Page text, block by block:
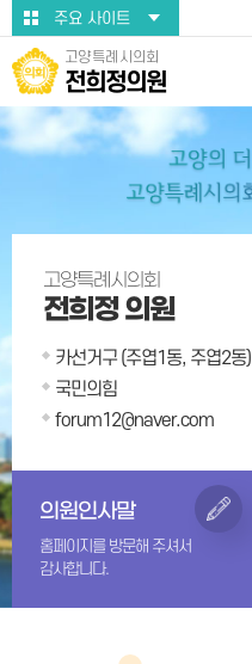
본문바로가기주요 사이트
고양특례시의회
전희정의원
고양특례시의회
전희정 의원
카선거구 (주엽1동, 주엽2동)
국민의힘
forum12@naver.com
의원인사말
홈페이지를 방문해 주셔서
감사합니다.